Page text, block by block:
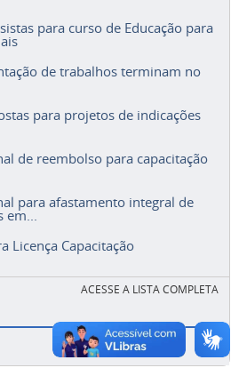
para curso de Educação para
de trabalhos terminam no
para projetos de indicações
de reembolso para capacitação
para afastamento integral de
em...
Licença Capacitação
ACESSE A LISTA COMPLETA